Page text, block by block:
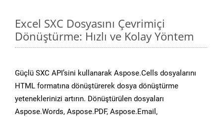
Excel SXC Dosyasını Çevrimiçi
Dönüştürme: Hızlı ve Kolay Yöntem
Güçlü SXC API’sini kullanarak Aspose.Cells dosyalarını
HTML formatına dönüştürerek dosya dönüştürme
yeteneklerinizi artırın. Dönüştürülen dosyaları
Aspose.Words, Aspose.PDF, Aspose.Email,